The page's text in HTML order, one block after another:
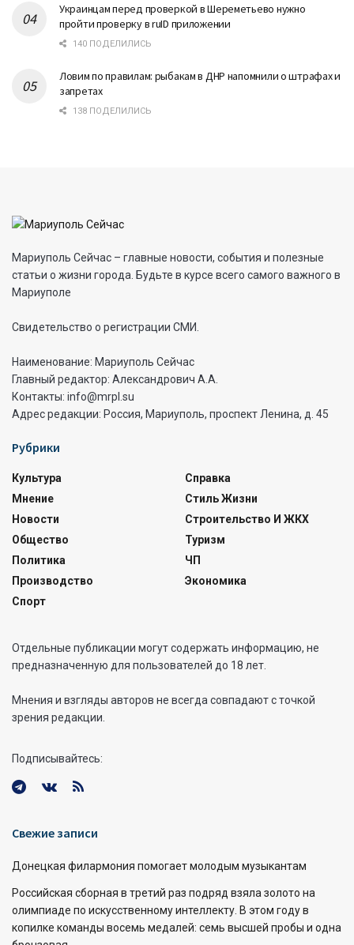
Украинцам перед проверкой в Шереметьево нужно
пройти проверку в ruID приложении
140 ПОДЕЛИЛИСЬ
Ловим по правилам: рыбакам в ДНР напомнили о штрафах и
запретах
138 ПОДЕЛИЛИСЬ
Мариуполь Сейчас – главные новости, события и полезные
статьи о жизни города. Будьте в курсе всего самого важного в
Мариуполе
Свидетельство о регистрации СМИ.
Наименование: Мариуполь Сейчас
Главный редактор: Александрович А.А.
Контакты: info@mrpl.su
Адрес редакции: Россия, Мариуполь, проспект Ленина, д. 45
Рубрики
Культура
Мнение
Новости
Общество
Политика
Производство
Спорт
Справка
Стиль Жизни
Строительство И ЖКХ
Туризм
ЧП
Экономика
Отдельные публикации могут содержать информацию, не
предназначенную для пользователей до 18 лет.
Мнения и взгляды авторов не всегда совпадают с точкой
зрения редакции.
Подписывайтесь:
Свежие записи
Донецкая филармония помогает молодым музыкантам
Российская сборная в третий раз подряд взяла золото на
олимпиаде по искусственному интеллекту. В этом году в
копилке команды восемь медалей: семь высшей пробы и одна